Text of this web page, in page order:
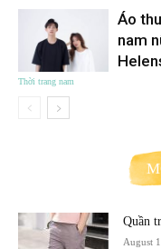
Thời trang nam
Áo
nam
Quần
August